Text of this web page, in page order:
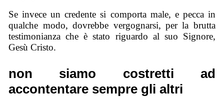
Se invece un credente si comporta male, e pecca in
qualche modo, dovrebbe vergognarsi, per la brutta
testimonianza che è stato riguardo al suo Signore,
Gesù Cristo.
non siamo costretti ad
accontentare sempre gli altri